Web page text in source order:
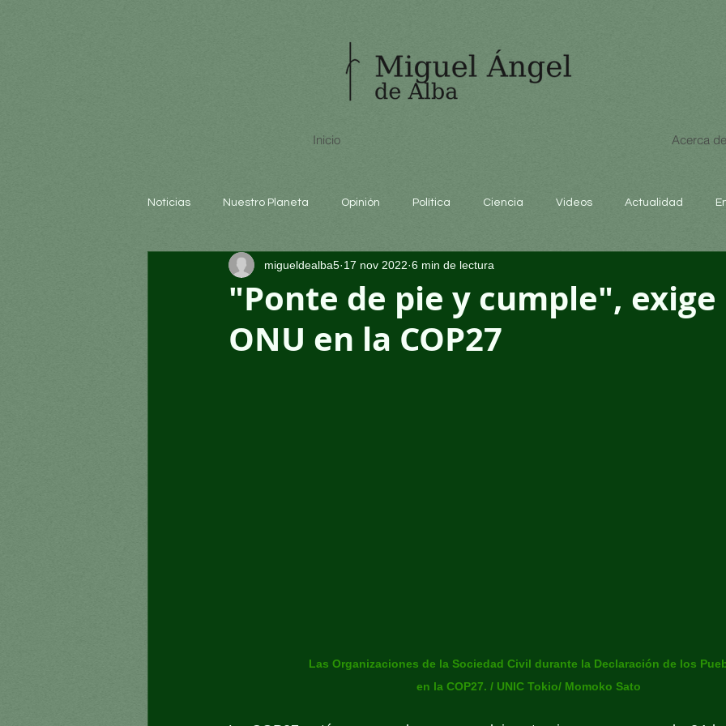
Inicio Acerca
Noticias Nuestro Planeta Opinión Política Ciencia Videos Actualidad
Arte y cultura Educación educación
"Ponte de pie y cumple", exige
ONU en la COP27
migueldealba5 17 nov 2022 6 min de lectura
Las Organizaciones de la Sociedad Civil durante la Declaración de los
en la COP27. / UNIC Tokio/ Momoko Sato